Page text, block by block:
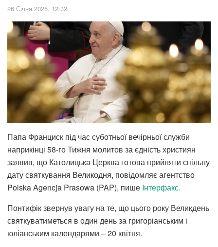
26 Січня 2025, 12:32
Папа Франциск під час суботньої вечірньої служби
наприкінці 58-го Тижня молитов за єдність християн
заявив, що Католицька Церква готова прийняти спільну
дату святкування Великодня, повідомляє агентство
Polska Agencja Prasowa (PAP), пише Iнтерфакс.
Понтифік звернув увагу на те, що цього року Великдень
святкуватиметься в один день за григоріанським і
юліанським календарями – 20 квітня.